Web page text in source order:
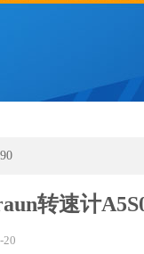
转速计
20